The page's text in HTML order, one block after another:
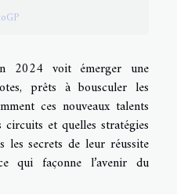
2024 voit émerger une
prêts à bousculer les
ces nouveaux talents
et quelles stratégies
les secrets de leur réussite
qui façonne l’avenir du